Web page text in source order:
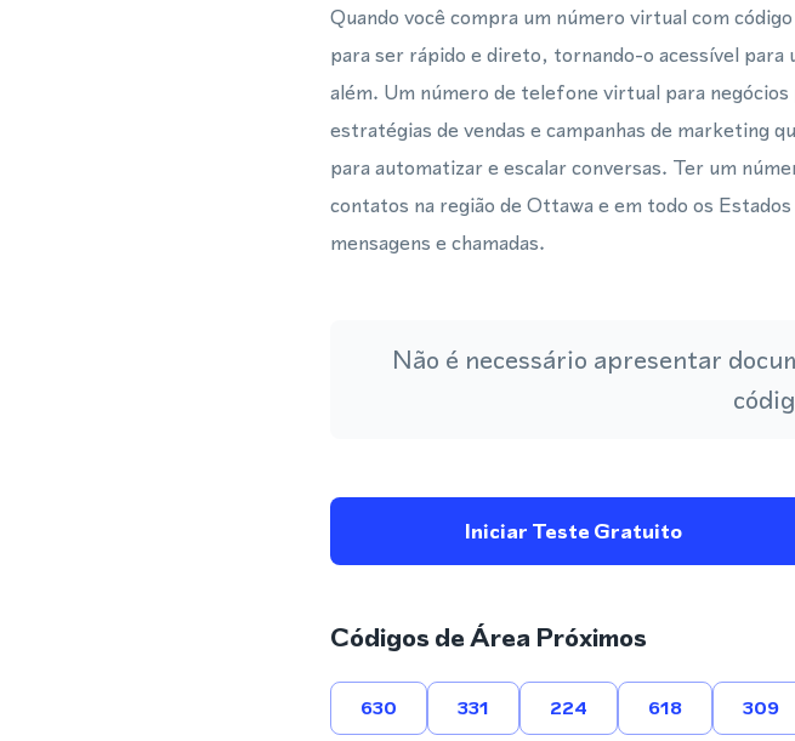
Quando você compra um número virtual com
para ser rápido e direto, tornando-o acessível para
além. Um número de telefone virtual para
estratégias de vendas e campanhas de marketing
para automatizar e escalar conversas. Ter um
contatos na região de Ottawa e em todo os
mensagens e chamadas.
Não é necessário apresentar
Iniciar Teste Gratuito
Códigos de Área Próximos
630 331 224 618 309